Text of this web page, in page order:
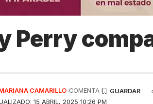
Perry
15 ABRIL, 2025 10:26 PM
CAMARILLO COMENTA